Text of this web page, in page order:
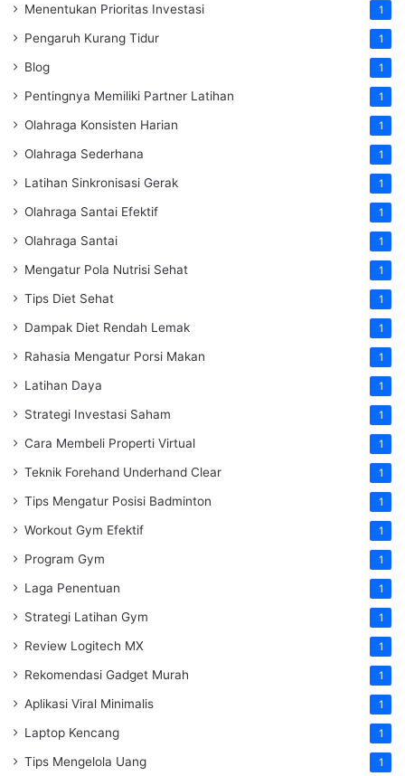
Menentukan Prioritas Investasi 1
Pengaruh Kurang Tidur 1
Blog 1
Pentingnya Memiliki Partner Latihan 1
Olahraga Konsisten Harian 1
Olahraga Sederhana 1
Latihan Sinkronisasi Gerak 1
Olahraga Santai Efektif 1
Olahraga Santai 1
Mengatur Pola Nutrisi Sehat 1
Tips Diet Sehat 1
Dampak Diet Rendah Lemak 1
Rahasia Mengatur Porsi Makan 1
Latihan Daya 1
Strategi Investasi Saham 1
Cara Membeli Properti Virtual 1
Teknik Forehand Underhand Clear 1
Tips Mengatur Posisi Badminton 1
Workout Gym Efektif 1
Program Gym 1
Laga Penentuan 1
Strategi Latihan Gym 1
Review Logitech MX 1
Rekomendasi Gadget Murah 1
Aplikasi Viral Minimalis 1
Laptop Kencang 1
Tips Mengelola Uang 1